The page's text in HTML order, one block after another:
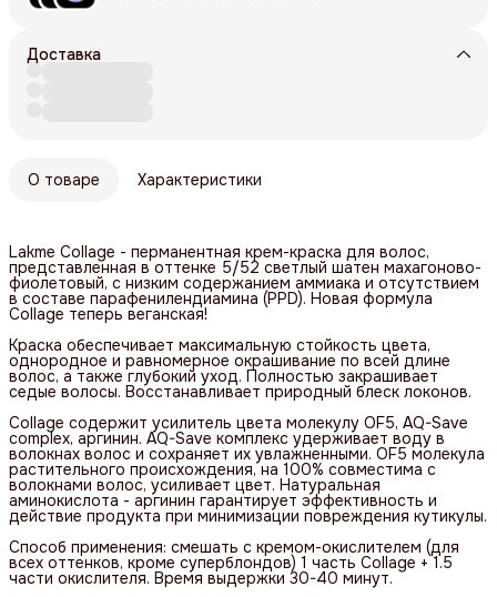
Доставка
О товаре Характеристики
Lakme Collage - перманентная крем-краска для волос,
представленная в оттенке 5/52 светлый шатен махагоново-
фиолетовый, с низким содержанием аммиака и отсутствием
в составе парафенилендиамина (PPD). Новая формула
Collage теперь веганская!
Краска обеспечивает максимальную стойкость цвета,
однородное и равномерное окрашивание по всей длине
волос, а также глубокий уход. Полностью закрашивает
седые волосы. Восстанавливает природный блеск локонов.
Collage содержит усилитель цвета молекулу OF5, AQ-Save
complex, аргинин. AQ-Save комплекс удерживает воду в
волокнах волос и сохраняет их увлажненными. OF5 молекула
растительного происхождения, на 100% совместима с
волокнами волос, усиливает цвет. Натуральная
аминокислота - аргинин гарантирует эффективность и
действие продукта при минимизации повреждения кутикулы.
Способ применения: смешать с кремом-окислителем (для
всех оттенков, кроме суперблондов) 1 часть Collage + 1.5
части окислителя. Время выдержки 30-40 минут.